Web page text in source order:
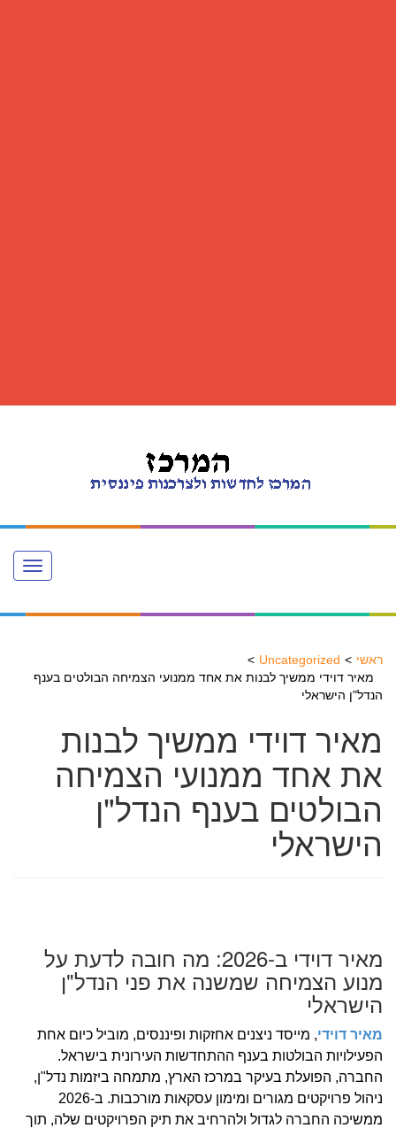
Toggle
navigation
ראשי
Uncategorized
מאיר דוידי ממשיך לבנות את אחד ממנועי הצמיחה הבולטים בענף
הנדל"ן הישראלי
מאיר דוידי ממשיך לבנות
את אחד ממנועי הצמיחה
הבולטים בענף הנדל"ן
הישראלי
מאיר דוידי ב-2026: מה חובה לדעת על
מנוע הצמיחה שמשנה את פני הנדל"ן
הישראלי
מאיר דוידי, מייסד ניצנים אחזקות ופיננסים, מוביל כיום אחת
הפעילויות הבולטות בענף ההתחדשות העירונית בישראל.
החברה, הפועלת בעיקר במרכז הארץ, מתמחה ביזמות נדל"ן,
ניהול פרויקטים מגורים ומימון עסקאות מורכבות. ב-2026
ממשיכה החברה לגדול ולהרחיב את תיק הפרויקטים שלה, תוך